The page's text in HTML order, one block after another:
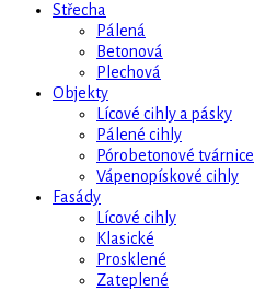
Střecha
Pálená
Betonová
Plechová
Objekty
Lícové cihly a pásky
Pálené cihly
Pórobetonové tvárnice
Vápenopískové cihly
Fasády
Lícové cihly
Klasické
Prosklené
Zateplené